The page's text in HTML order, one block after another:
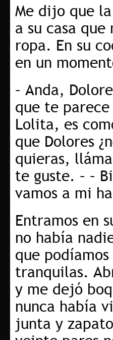
Me dijo que
a su casa
ropa. En su
en un
– Anda,
que te
Lolita, es
que Dolores
quieras,
te guste. – –
vamos a mi
Entramos en
no había
que
tranquilas.
y me dejó
nunca había
junta y